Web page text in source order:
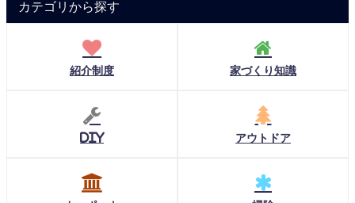
カテゴリから探す
紹介制度 家づくり知識
DIY アウトドア